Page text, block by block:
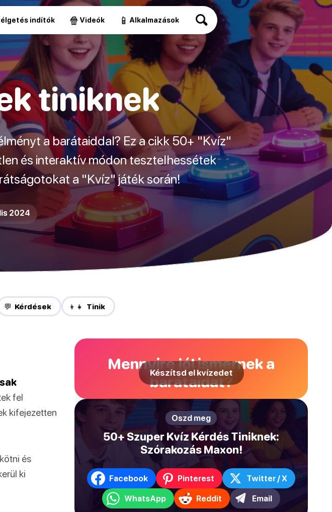
indítók 🍿 Videók 📱 Alkalmazások
tiniknek
a barátaiddal? Ez a cikk 50+ "Kvíz"
és interaktív módon tesztelhessétek
a "Kvíz" játék során!
2024
💬 Kérdések 👦👧 Tinik
fel
kifejezetten
és
ki
Mennyire jól ismernek a
barátaidat?
Készítsd el kvízedet
Oszd meg
50+ Szuper Kvíz Kérdés Tiniknek:
Szórakozás Maxon!
Facebook Pinterest Twitter / X
WhatsApp Reddit Email